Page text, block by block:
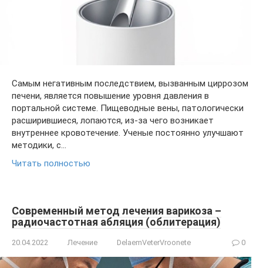
Самым негативным последствием, вызванным циррозом
печени, является повышение уровня давления в
портальной системе. Пищеводные вены, патологически
расширившиеся, лопаются, из-за чего возникает
внутреннее кровотечение. Ученые постоянно улучшают
методики, с…
Читать полностью
Современный метод лечения варикоза –
радиочастотная абляция (облитерация)
20.04.2022 Лечение DelaemVeterVroonete 0